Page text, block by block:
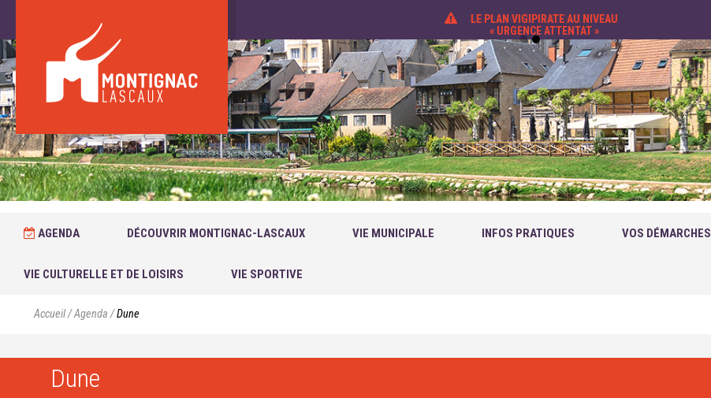
LE PLAN VIGIPIRATE AU NIVEAU
« URGENCE ATTENTAT »
AGENDA DÉCOUVRIR MONTIGNAC-LASCAUX VIE MUNICIPALE INFOS PRATIQUES VOS DÉMARCHES
VIE CULTURELLE ET DE LOISIRS VIE SPORTIVE
Accueil/Agenda /Dune
Dune